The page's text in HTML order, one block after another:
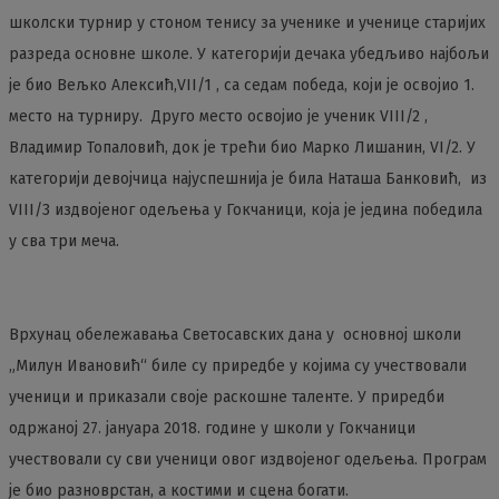
школски турнир у стоном тенису за ученике и ученице старијих
разреда основне школе. У категорији дечака убедљиво најбољи
је био Вељко Алексић,VII/1 , са седам победа, који је освојио 1.
место на турниру. Друго место освојио је ученик VIII/2 ,
Владимир Топаловић, док је трећи био Марко Лишанин, VI/2. У
категорији девојчица најуспешнија је била Наташа Банковић, из
VIII/3 издвојеног одељења у Гокчаници, која је једина победила
у сва три меча.
Врхунац обележавања Светосавских дана у основној школи
„Милун Ивановић“ биле су приредбе у којима су учествовали
ученици и приказали своје раскошне таленте. У приредби
одржаној 27. јануара 2018. године у школи у Гокчаници
учествовали су сви ученици овог издвојеног одељења. Програм
је био разноврстан, а костими и сцена богати.